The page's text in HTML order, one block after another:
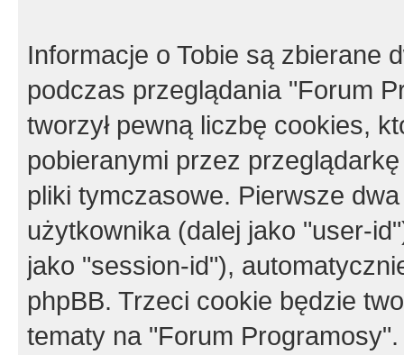
Informacje o Tobie są zbierane
podczas przeglądania "Forum
tworzył pewną liczbę cookies,
pobieranymi przez
pliki tymczasowe. Pierwsze
użytkownika (dalej jako "user-
jako "session-id"),
phpBB. Trzeci cookie będzie
tematy na "Forum